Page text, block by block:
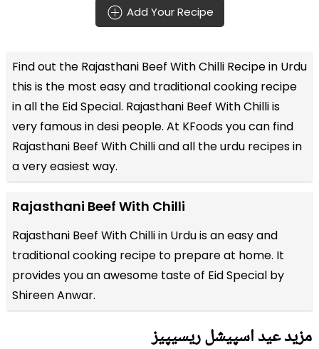
Add Your Recipe
Find out the Rajasthani Beef With Chilli Recipe in Urdu
this is the most easy and traditional cooking recipe
in all the Eid Special. Rajasthani Beef With Chilli is
very famous in desi people. At KFoods you can find
Rajasthani Beef With Chilli and all theurdu recipesin
a very easiest way.
Rajasthani Beef With Chilli
Rajasthani Beef With Chilli in Urdu is an easy and
traditional cooking recipe to prepare at home. It
provides you an awesome taste of Eid Special by
Shireen Anwar.
مزید عید اسپیشل ریسیپیز